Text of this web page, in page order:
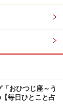
～5月20
おひつじ座～う
毎日ひとこと占